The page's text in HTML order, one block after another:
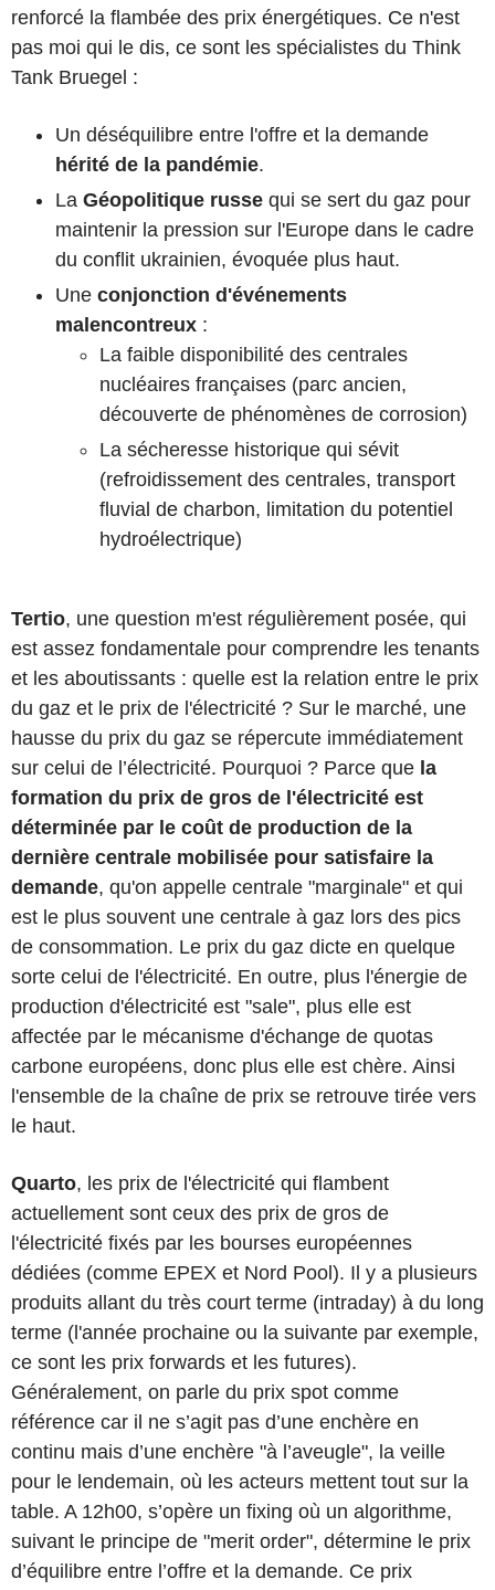
renforcé la flambée des prix énergétiques. Ce n'est
pas moi qui le dis, ce sont les spécialistes du Think
Tank Bruegel :
Un déséquilibre entre l'offre et la demande
hérité de la pandémie.
La Géopolitique russe qui se sert du gaz pour
maintenir la pression sur l'Europe dans le cadre
du conflit ukrainien, évoquée plus haut.
Une conjonction d'événements
malencontreux :
La faible disponibilité des centrales
nucléaires françaises (parc ancien,
découverte de phénomènes de corrosion)
La sécheresse historique qui sévit
(refroidissement des centrales, transport
fluvial de charbon, limitation du potentiel
hydroélectrique)
Tertio, une question m'est régulièrement posée, qui
est assez fondamentale pour comprendre les tenants
et les aboutissants : quelle est la relation entre le prix
du gaz et le prix de l'électricité ? Sur le marché, une
hausse du prix du gaz se répercute immédiatement
sur celui de l’électricité. Pourquoi ? Parce que la
formation du prix de gros de l'électricité est
déterminée par le coût de production de la
dernière centrale mobilisée pour satisfaire la
demande, qu'on appelle centrale "marginale" et qui
est le plus souvent une centrale à gaz lors des pics
de consommation. Le prix du gaz dicte en quelque
sorte celui de l'électricité. En outre, plus l'énergie de
production d'électricité est "sale", plus elle est
affectée par le mécanisme d'échange de quotas
carbone européens, donc plus elle est chère. Ainsi
l'ensemble de la chaîne de prix se retrouve tirée vers
le haut.
Quarto, les prix de l'électricité qui flambent
actuellement sont ceux des prix de gros de
l'électricité fixés par les bourses européennes
dédiées (comme EPEX et Nord Pool). Il y a plusieurs
produits allant du très court terme (intraday) à du long
terme (l'année prochaine ou la suivante par exemple,
ce sont les prix forwards et les futures).
Généralement, on parle du prix spot comme
référence car il ne s’agit pas d’une enchère en
continu mais d’une enchère "à l’aveugle", la veille
pour le lendemain, où les acteurs mettent tout sur la
table. A 12h00, s’opère un fixing où un algorithme,
suivant le principe de "merit order", détermine le prix
d’équilibre entre l’offre et la demande. Ce prix